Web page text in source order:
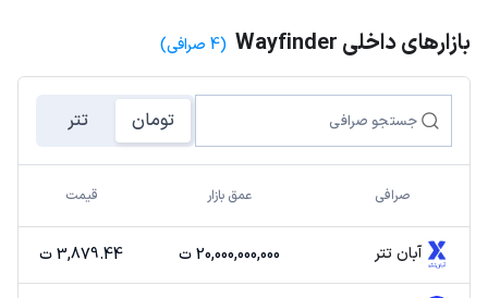
بازارهای داخلی Wayfinder (4 صرافی)
تومان تتر
صرافی عمق بازار قیمت
آبان تتر 20,000,000,000 ت 3,879.44 ت